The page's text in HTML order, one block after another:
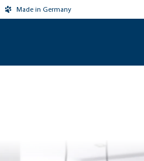
Made in Germany